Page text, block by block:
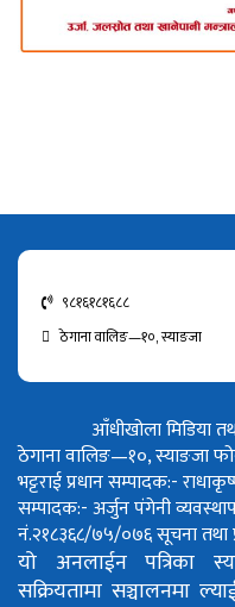
९८१६१८१६८८
ठेगाना वालिङ—१०, स्याङजा
आँधीखोला मिडिया
ठेगाना वालिङ—१०, स्याङजा
भट्टराईप्रधान सम्पादक:-
सम्पादक:- अर्जुन पंगेनी
नं.२१८३६८/७५/०७६सूचना तथा
यो अनलाईन पत्रिका
सक्रियतामा सञ्चालनमा